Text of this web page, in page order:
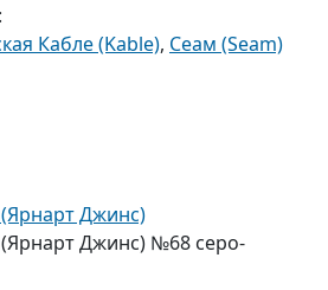
Кабле (Kable), Сеам (Seam)
Джинс)
Джинс) №68 серо-